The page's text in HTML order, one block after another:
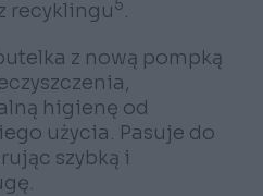
recyklingu5.
z nową pompką
higienę od
użycia. Pasuje do
szybką i